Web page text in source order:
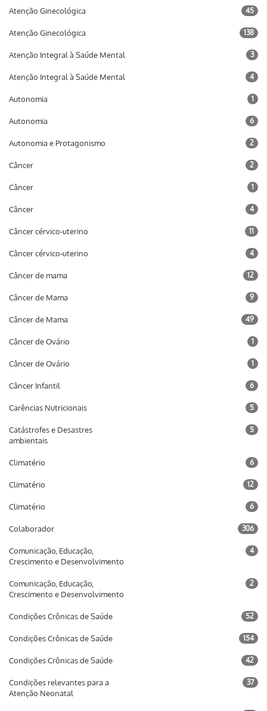
Atenção Ginecológica 45
Atenção Ginecológica 138
Atenção Integral à Saúde Mental 3
Atenção Integral à Saúde Mental 4
Autonomia 1
Autonomia 6
Autonomia e Protagonismo 2
Câncer 2
Câncer 1
Câncer 4
Câncer cérvico-uterino 11
Câncer cérvico-uterino 4
Câncer de mama 12
Câncer de Mama 9
Câncer de Mama 49
Câncer de Ovário 1
Câncer de Ovário 1
Câncer Infantil 6
Carências Nutricionais 5
Catástrofes e Desastres
ambientais
5
Climatério 6
Climatério 12
Climatério 6
Colaborador 306
Comunicação, Educação,
Crescimento e Desenvolvimento
4
Comunicação, Educação,
Crescimento e Desenvolvimento
2
Condições Crônicas de Saúde 52
Condições Crônicas de Saúde 154
Condições Crônicas de Saúde 42
Condições relevantes para a
Atenção Neonatal
37